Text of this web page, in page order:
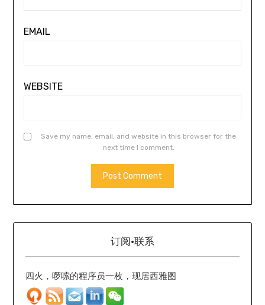
EMAIL
WEBSITE
Save my name, email, and website in this browser for the
next time I comment.
订阅·联系
四火，啰嗦的程序员一枚，现居西雅图